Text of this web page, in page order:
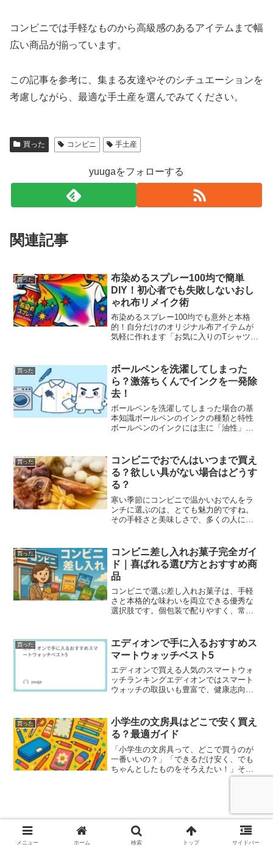
コンビニでは手軽なものから高級感のあるアイテムまで幅
広い商品が揃っています。
この記事を参考に、集まる友達やそのシチュエーションを
考慮しながら、最適な手土産を選んでみてください。
買った コンビニ 手土産
yuugaをフォローする
関連記事
買った
布染めるスプレー100均で簡単
DIY！初心者でも失敗しないおし
ゃれ布リメイク術
布染めるスプレー100均でも意外と本格
的！自分だけのオリジナル布アイテムが
気軽に作れます「お気に入りのTシャツや
スプレーや代用アイテムを使えば、誰で
も簡単におしゃれ...
買った
ボールペンを洗濯してしまった
ら？激落ちくんでインクを一発除
去！
ボールペンを洗濯してしまった場合の基
本知識ボールペンのインクの種類と特性
ボールペンのインクには主に「油性」
いですが、落ちにくいのが特徴。水性や
ゲルインクは比較的にじみ...
買った
コンビニでおでんはいつまで買え
る？欲しい具がない場合はどうす
る？
寒い季節にコンビニで温かいおでんをラ
ンチに選ぶのは、とても魅力的ですね。
その手軽さと美味しさで、多くの人に愛
24時間営業のコンビニでも、おでんの提
供時間や欲しい具材がな...
買った
コンビニ差し入れお菓子完全ガイ
ド｜喜ばれる選び方とおすすめ商
品
コンビニで選ぶ差し入れお菓子は、手軽
さと本格的な味わいを両立できる優秀な
選択肢です。個包装で配りやすく、常温
パッケージの華やかさや季節感のあるデ
ザインは、見た目から喜ば...
買った
エディオンで手に入るおすすめス
マートウォッチベスト5
エディオンで買える人気のスマートウォ
ッチランキングエディオンではスマート
ウォッチの取扱いも豊富で、健康志向や
ルが揃っています。店頭では実際に試着
してフィット感や操作感を...
買った
小学生の文房具はどこで安く買え
る？最適ガイド
「小学生の文房具って、どこで買うのが
一番いいの？」「できるだけ安く、でも
ちゃんとしたものをそろえたい！」そん
なお悩みを持つ保護者の方も多いのでは
愛犬が亡くなった時、どう声をかければ
いい？心に寄り添う贈り物の選び方
メニュー ホーム 検索 トップ サイドバー